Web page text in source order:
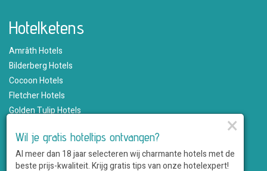
Hotelketens
Amrâth Hotels
Bilderberg Hotels
Cocoon Hotels
Fletcher Hotels
Golden Tulip Hotels
Martin's Hotels
Romantik Hotels
×
Wil je gratis hoteltips ontvangen?
Al meer dan 18 jaar selecteren wij charmante hotels met de
beste prijs-kwaliteit. Krijg gratis tips van onze hotelexpert!